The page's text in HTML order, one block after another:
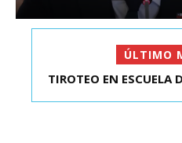
ÚLTIMO
HARBOE: “LO QUE SE
TIROTEO EN ESCUELA